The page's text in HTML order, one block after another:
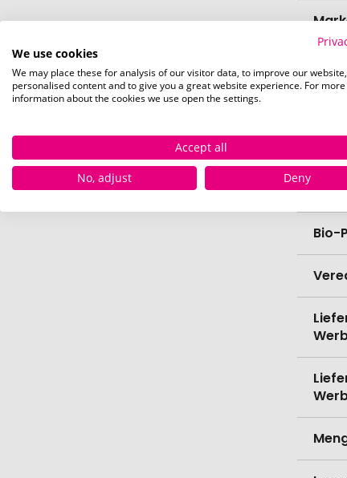
Bio-
We use cookies
We may place these for analysis of our visitor data, to improve our
personalised content and to give you a great website experience. For more
information about the cookies we use open the settings.
Accept all
No, adjust
Deny